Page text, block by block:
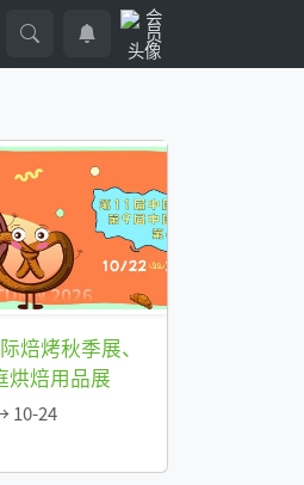
焙烤秋季展、
烘焙用品展
10-24